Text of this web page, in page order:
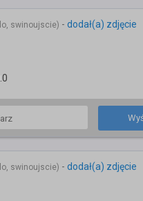
swinoujscie) - dodał(a) zdjęcie
swinoujscie) - dodał(a) zdjęcie